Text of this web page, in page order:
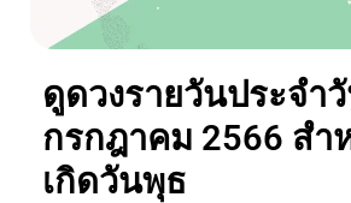
ดูดวงรายวันประจำ
กรกฎาคม 2566 สำ
เกิดวันพุธ